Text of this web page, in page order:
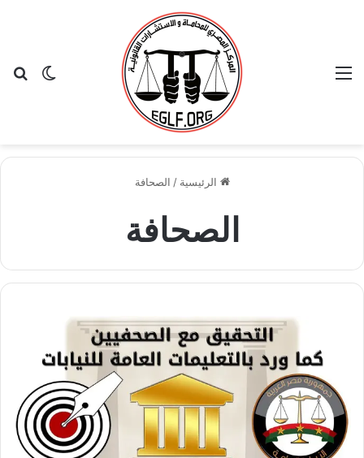
الوضع القائمة
الرئيسية / الصحافة
الصحافة